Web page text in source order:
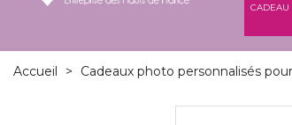
CADEAU
Accueil > Cadeaux photo personnalisés